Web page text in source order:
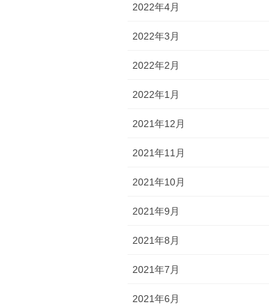
2022年4月
2022年3月
2022年2月
2022年1月
2021年12月
2021年11月
2021年10月
2021年9月
2021年8月
2021年7月
2021年6月